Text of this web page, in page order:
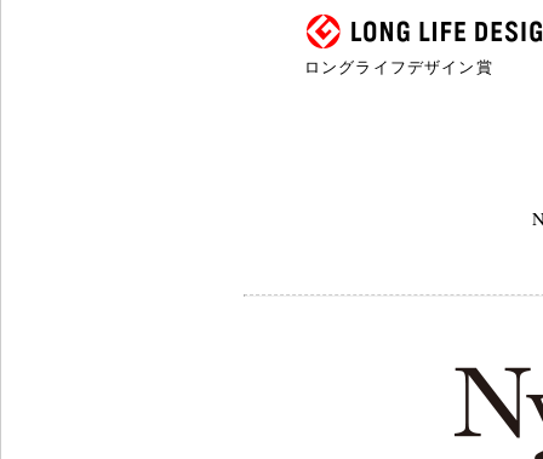
ロングライフデザイン賞